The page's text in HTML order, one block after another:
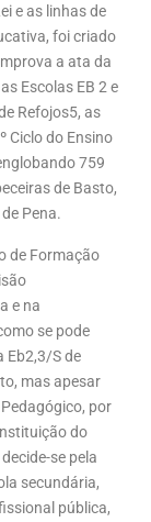
e as linhas de
foi criado
a ata da
Escolas EB 2 e
Refojos5, as
Ciclo do Ensino
759
de Basto,
Pena.
de Formação
e na
se pode
Eb2,3/S de
mas apesar
por
do
se pela
secundária,
pública,